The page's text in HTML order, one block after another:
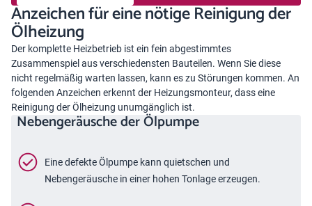
Anzeichen für eine nötige Reinigung der
Ölheizung
Der komplette Heizbetrieb ist ein fein abgestimmtes
Zusammenspiel aus verschiedensten Bauteilen. Wenn Sie diese
nicht regelmäßig warten lassen, kann es zu Störungen kommen. An
folgenden Anzeichen erkennt der Heizungsmonteur, dass eine
Reinigung der Ölheizung unumgänglich ist.
Nebengeräusche der Ölpumpe
Eine defekte Ölpumpe kann quietschen und
Nebengeräusche in einer hohen Tonlage erzeugen.